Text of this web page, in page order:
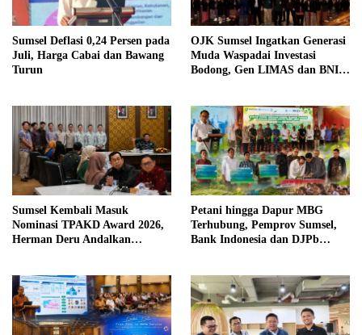
Sumsel Deflasi 0,24 Persen pada
Juli, Harga Cabai dan Bawang
Turun
OJK Sumsel Ingatkan Generasi
Muda Waspadai Investasi
Bodong, Gen LIMAS dan BNI
Sumsel Kembali Masuk
Nominasi TPAKD Award 2026,
Herman Deru Andalkan
Petani hingga Dapur MBG
Terhubung, Pemprov Sumsel,
Bank Indonesia dan DJPb